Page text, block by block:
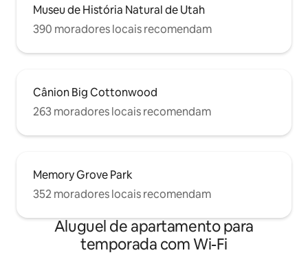
Museu de História Natural de Utah
390 moradores locais recomendam
Cânion Big Cottonwood
263 moradores locais recomendam
Memory Grove Park
352 moradores locais recomendam
Aluguel de apartamento para
temporada com Wi-Fi